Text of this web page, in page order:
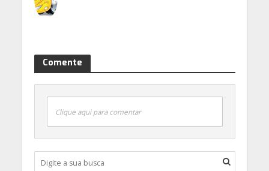
Comente
Clique aqui para comentar